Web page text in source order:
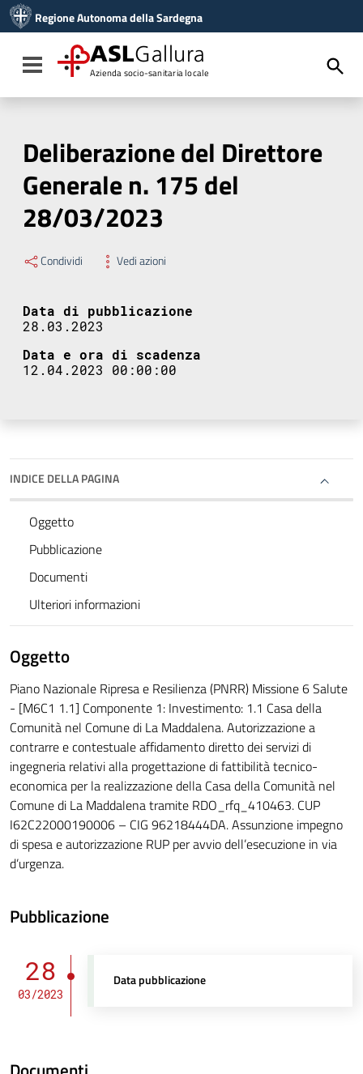
Vai al menu di navigazione
Vai al footer
Regione Autonoma della Sardegna
Toggle navigation
ASLGallura
Azienda socio-sanitaria locale
Deliberazione del Direttore
Generale n. 175 del
28/03/2023
Condividi Vedi azioni
Data di pubblicazione
28.03.2023
Data e ora di scadenza
12.04.2023 00:00:00
INDICE DELLA PAGINA
Oggetto
Pubblicazione
Documenti
Ulteriori informazioni
Oggetto
Piano Nazionale Ripresa e Resilienza (PNRR) Missione 6 Salute
- [M6C1 1.1] Componente 1: Investimento: 1.1 Casa della
Comunità nel Comune di La Maddalena. Autorizzazione a
contrarre e contestuale affidamento diretto dei servizi di
ingegneria relativi alla progettazione di fattibilità tecnico-
economica per la realizzazione della Casa della Comunità nel
Comune di La Maddalena tramite RDO_rfq_410463. CUP
I62C22000190006 – CIG 96218444DA. Assunzione impegno
di spesa e autorizzazione RUP per avvio dell’esecuzione in via
d’urgenza.
Pubblicazione
28
03/2023
Data pubblicazione